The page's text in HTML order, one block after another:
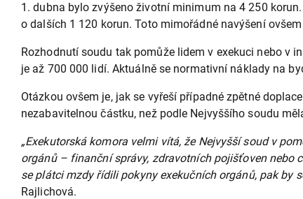
1. dubna bylo zvýšeno životní minimum na 4 250
o dalších 1 120 korun. Toto mimořádné navýšení
Rozhodnutí soudu tak pomůže lidem v exekuci nebo v
je až 700 000 lidí. Aktuálně se normativní náklady na
Otázkou ovšem je, jak se vyřeší případné zpětné
nezabavitelnou částku, než podle Nejvyššího soudu
„Exekutorská komora velmi vítá, že Nejvyšší soud v
orgánů – finanční správy, zdravotních pojišťoven nebo
se plátci mzdy řídili pokyny exekučních orgánů, pak by
Rajlichová.